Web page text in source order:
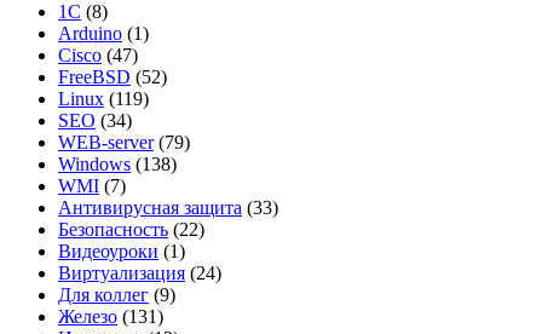
1С (8)
Arduino (1)
Cisco (47)
FreeBSD (52)
Linux (119)
SEO (34)
WEB-server(79)
Windows (138)
WMI (7)
Антивирусная защита (33)
Безопасность (22)
Видеоуроки (1)
Виртуализация (24)
Для коллег (9)
Железо (131)